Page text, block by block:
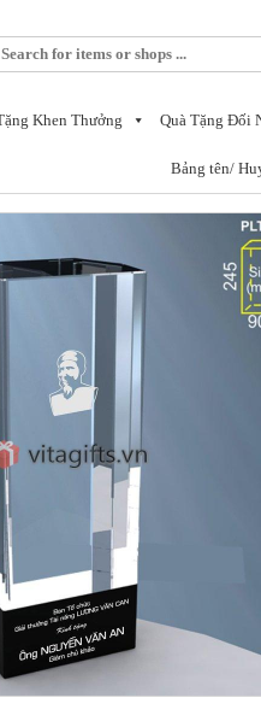
Khen Thưởng Quà Tặng Đối
Bảng tên/